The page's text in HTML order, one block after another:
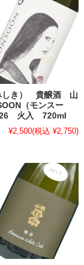
しき） 貴醸酒 山
（モンスー
火入 720ml
¥2,500(税込 ¥2,750)